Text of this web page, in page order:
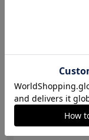
シンプルなコー